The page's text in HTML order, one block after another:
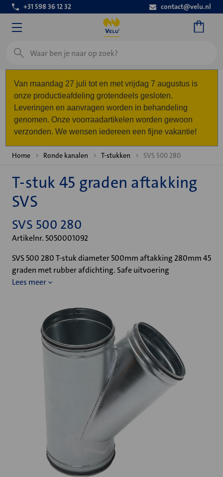
+31 598 36 12 32 contact@velu.nl
Zoeken
Van maandag 27 juli tot en met vrijdag 7 augustus is
onze productieafdeling grotendeels gesloten.
Leveringen en aanvragen worden in behandeling
genomen. Onze voorraadartikelen worden gewoon
verzonden. We wensen iedereen een fijne vakantie!
Home Ronde kanalen T-stukken SVS 500 280
T-stuk 45 graden aftakking
SVS
SVS 500 280
Artikelnr. 5050001092
SVS 500 280 T-stuk diameter 500mm aftakking 280mm 45
graden met rubber afdichting. Safe uitvoering
Lees meer